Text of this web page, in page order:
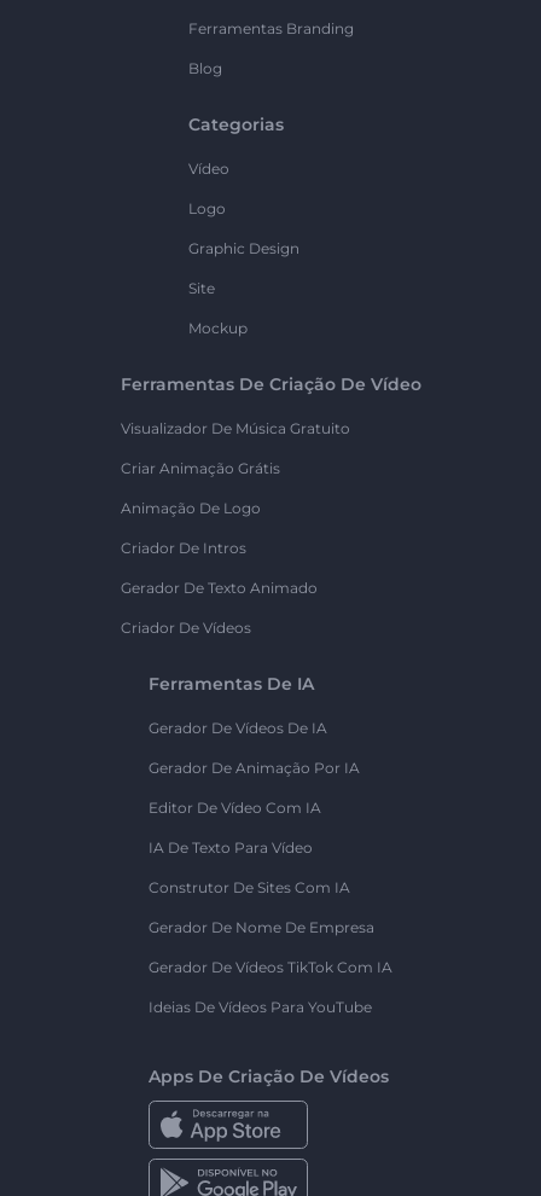
Ferramentas Branding
Blog
Categorias
Vídeo
Logo
Graphic Design
Site
Mockup
Ferramentas De Criação De Vídeo
Visualizador De Música Gratuito
Criar Animação Grátis
Animação De Logo
Criador De Intros
Gerador De Texto Animado
Criador De Vídeos
Ferramentas De IA
Gerador De Vídeos De IA
Gerador De Animação Por IA
Editor De Vídeo Com IA
IA De Texto Para Vídeo
Construtor De Sites Com IA
Gerador De Nome De Empresa
Gerador De Vídeos TikTok Com IA
Ideias De Vídeos Para YouTube
Apps De Criação De Vídeos